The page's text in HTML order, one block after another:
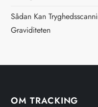
g
a
t
Sådan Kan
Graviditeten
OM TRACKING